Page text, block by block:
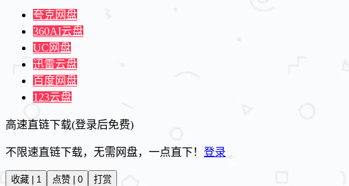
夸克网盘
360AI云盘
UC网盘
迅雷云盘
百度网盘
123云盘
高速直链下载(登录后免费)
不限速直链下载，无需网盘，一点直下！ 登录
收藏 | 1 点赞 | 0 打赏